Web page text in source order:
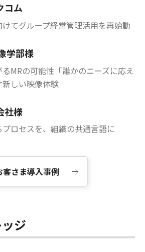
コム
てグループ経営管理活用を再始動
学部様
MRの可能性「誰かのニーズに応え
しい映像体験
社様
ロセスを、組織の共通言語に
客さま導入事例
ッジ